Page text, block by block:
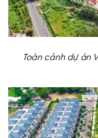
Toàn cảnh dự án